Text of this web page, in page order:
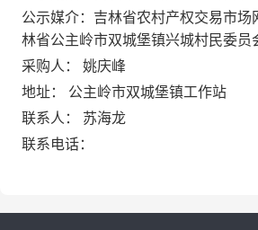
公示媒介：吉林省农村产权交易市
林省公主岭市双城堡镇兴城村民委员
采购人： 姚庆峰
地址： 公主岭市双城堡镇工作站
联系人： 苏海龙
联系电话：